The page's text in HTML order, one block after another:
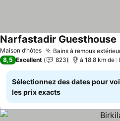
Maison d’hôtes Bains à remous
Narfastadir Guesthouse
8,5 Excellent 823 à 18.8 km de
Sélectionnez des dates pour
les prix exacts